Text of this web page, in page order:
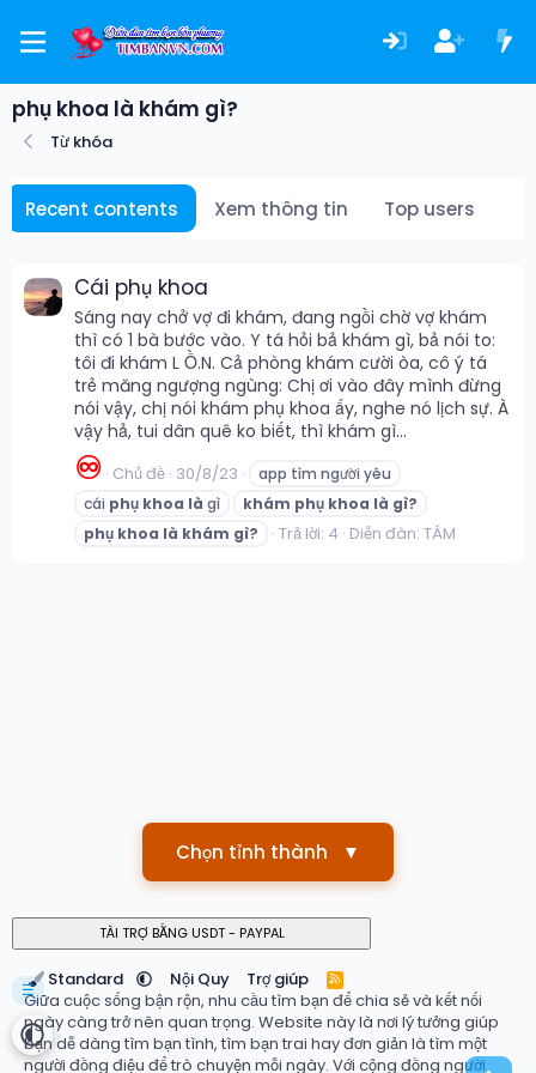
phụ khoa là khám gì?
Từ khóa
Recent contents Xem thông tin Top users
Cái phụ khoa
Sáng nay chở vợ đi khám, đang ngồi chờ vợ khám
thì có 1 bà bước vào. Y tá hỏi bả khám gì, bả nói to:
tôi đi khám L Ồ.N. Cả phòng khám cười òa, cô ý tá
trẻ măng ngượng ngùng: Chị ơi vào đây mình đừng
nói vậy, chị nói khám phụ khoa ấy, nghe nó lịch sự. À
vậy hả, tui dân quê ko biết, thì khám gì...
♾️ Chủ đề 30/8/23
app tìm người yêu
cái phụ khoa là gì khám phụ khoa là gì?
phụ khoa là khám gì? Trả lời: 4 Diễn đàn: TÁM
Chọn tỉnh thành ▼
Standard Nội Quy Trợ giúp
R
S
S
Giữa cuộc sống bận rộn, nhu cầu tìm bạn để chia sẻ và kết nối
ngày càng trở nên quan trọng. Website này là nơi lý tưởng giúp
bạn dễ dàng tìm bạn tình, tìm bạn trai hay đơn giản là tìm một
người đồng điệu để trò chuyện mỗi ngày. Với cộng đồng người
☰